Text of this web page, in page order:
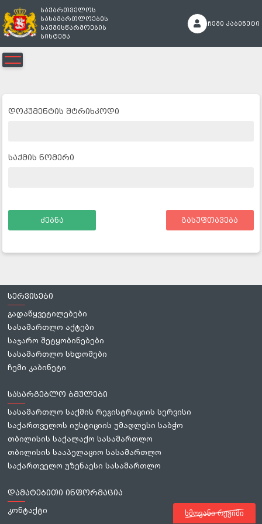
ხმოვანი რეჟიმი
საქართველოს
სასამართლოების
საქმისწარმოების
სისტემა
ჩემი კაბინეტი
სასამართლო აქტები
დოკუმენტის შტრიხკოდი
საქმის ნომერი
ძებნა გასუფთავება
სერვისები
გადაწყვეტილებები
სასამართლო აქტები
საჯარო შეტყობინებები
სასამართლო სხდომები
ჩემი კაბინეტი
სასარგებლო ბმულები
სასამართლო საქმის რეგისტრაციის სერვისი
საქართველოს იუსტიციის უმაღლესი საბჭო
თბილისის საქალაქო სასამართლო
თბილისის სააპელაციო სასამართლო
საქართველო უზენაესი სასამართლო
დამატებითი ინფორმაცია
კონტაქტი